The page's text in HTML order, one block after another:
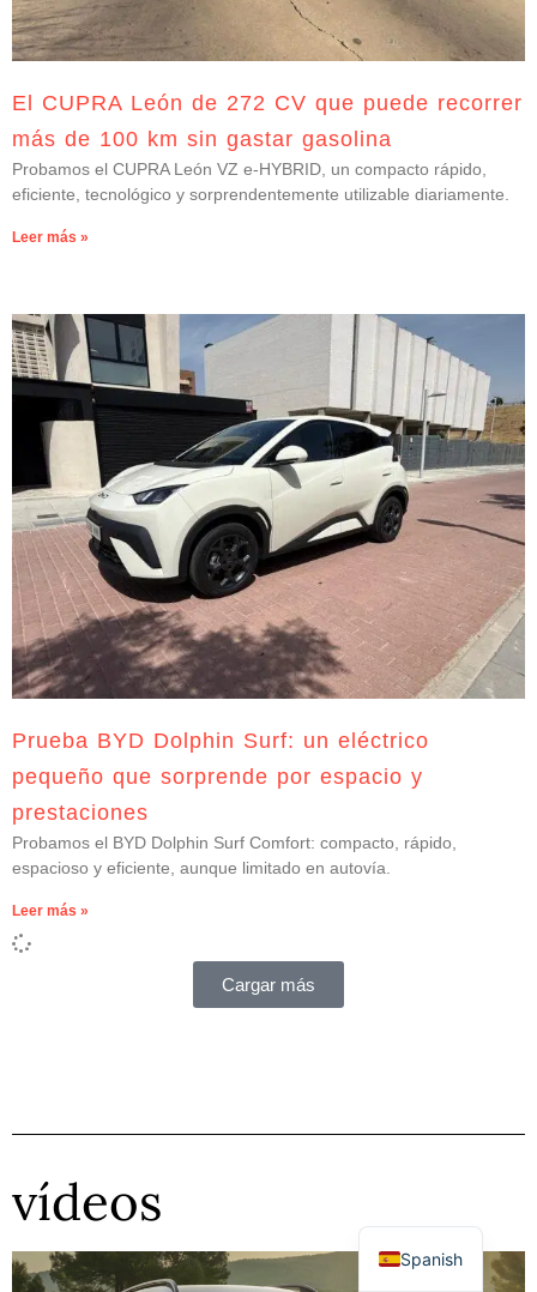
El CUPRA León de 272 CV que puede recorrer
más de 100 km sin gastar gasolina
Probamos el CUPRA León VZ e-HYBRID, un compacto rápido,
eficiente, tecnológico y sorprendentemente utilizable diariamente.
Leer más »
Prueba BYD Dolphin Surf: un eléctrico
pequeño que sorprende por espacio y
prestaciones
Probamos el BYD Dolphin Surf Comfort: compacto, rápido,
espacioso y eficiente, aunque limitado en autovía.
Leer más »
Cargar más
vídeos
Spanish